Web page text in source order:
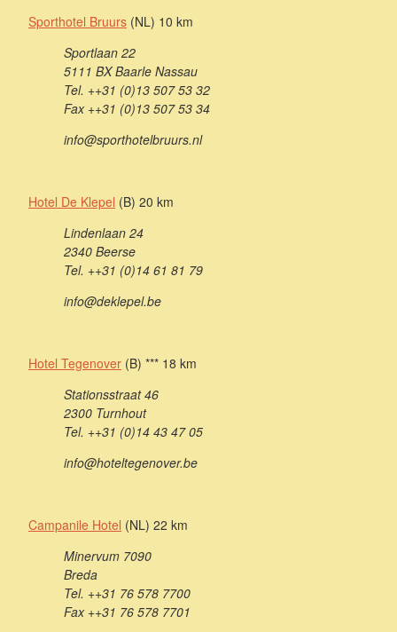
Sporthotel Bruurs (NL) 10 km
Sportlaan 22
5111 BX Baarle Nassau
Tel. ++31 (0)13 507 53 32
Fax ++31 (0)13 507 53 34
info@sporthotelbruurs.nl
Hotel De Klepel (B) 20 km
Lindenlaan 24
2340 Beerse
Tel. ++31 (0)14 61 81 79
info@deklepel.be
Hotel Tegenover (B) *** 18 km
Stationsstraat 46
2300 Turnhout
Tel. ++31 (0)14 43 47 05
info@hoteltegenover.be
Campanile Hotel (NL) 22 km
Minervum 7090
Breda
Tel. ++31 76 578 7700
Fax ++31 76 578 7701